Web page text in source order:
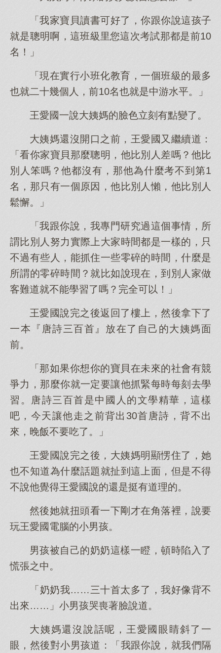
「我家寶貝讀書可好了，你跟你說這孩子
就是聰明啊，這班級里您這次考試那都是前10
名！」
「現在實行小班化教育，一個班級的最多
也就二十幾個人，前10名也就是中游水平。」
王愛國一說大姨媽的臉色立刻有點變了。
大姨媽還沒開口之前，王愛國又繼續道：
「看你家寶貝那麼聰明，他比別人差嗎？他比
別人笨嗎？他都沒有，那他為什麼考不到第1
名，那只有一個原因，他比別人懶，他比別人
鬆懈。」
「我跟你說，我專門研究過這個事情，所
謂比別人努力實際上大家時間都是一樣的，只
不過有些人，能抓住一些零碎的時間，什麼是
所謂的零碎時間？就比如說現在，到別人家做
客難道就不能學習了嗎？完全可以！」
王愛國說完之後返回了樓上，然後拿下了
一本『唐詩三百首』放在了自己的大姨媽面
前。
「那如果你想你的寶貝在未來的社會有競
爭力，那麼你就一定要讓他抓緊每時每刻去學
習。唐詩三百首是中國人的文學精華，這樣
吧，今天讓他走之前背出30首唐詩，背不出
來，晚飯不要吃了。」
王愛國說完之後，大姨媽明顯愣住了，她
也不知道為什麼話題就扯到這上面，但是不得
不說他覺得王愛國說的還是挺有道理的。
然後她就扭頭看一下剛才在角落裡，說要
玩王愛國電腦的小男孩。
男孩被自己的奶奶這樣一瞪，頓時陷入了
慌張之中。
「奶奶我……三十首太多了，我好像背不
出來……」小男孩哭喪著臉說道。
大姨媽還沒說話呢，王愛國眼睛斜了一
眼，然後對小男孩道：「我跟你說，就我們隔